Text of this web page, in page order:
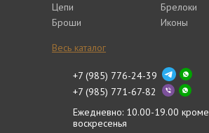
Цепи
Броши
Брелоки
Иконы
Весь каталог
+7 (985) 776-24-39
+7 (985) 771-67-82
Ежедневно: 10.00-19.00 кроме
воскресенья